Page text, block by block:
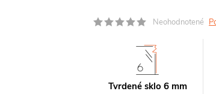
Neohodnotené
Tvrdené sklo 6 mm